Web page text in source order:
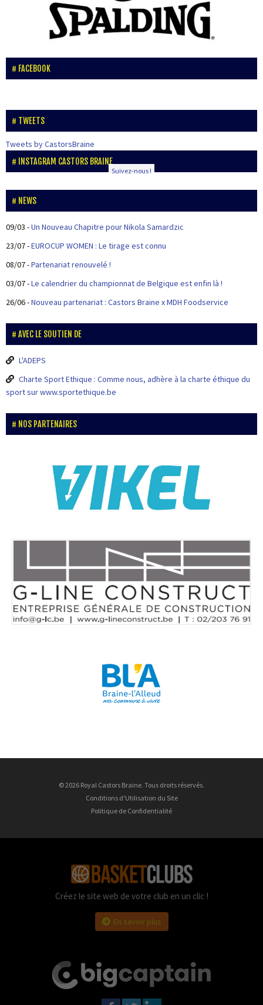
FACEBOOK
TWEETS
Tweets by CastorsBraine
INSTAGRAM CASTORS BRAINE
Suivez-nous !
NEWS
09/03 -Un Nouveau Chapitre pour Nikola Samardzic
23/07-EUROCUP WOMEN : Le tirage est connu
08/07-Partenariat renouvelé !
03/07-Le calendrier du championnat de Belgique est enfin là !
26/06-Nouveau partenariat : Castors Braine x MDH Foodservice
AVEC LE SOUTIEN DE
L'ADEPS
Charte Sport Ethique : Comme nous, adhère à la charte éthique du
sport sur www.sportethique.be
NOS PARTENAIRES
© 2026 Royal Castors Braine. Tous droits réservés.
Conditions d'Utilisation du Site
Politique de Confidentialité
Créez le site web de votre club en un clic !
En savoir plus